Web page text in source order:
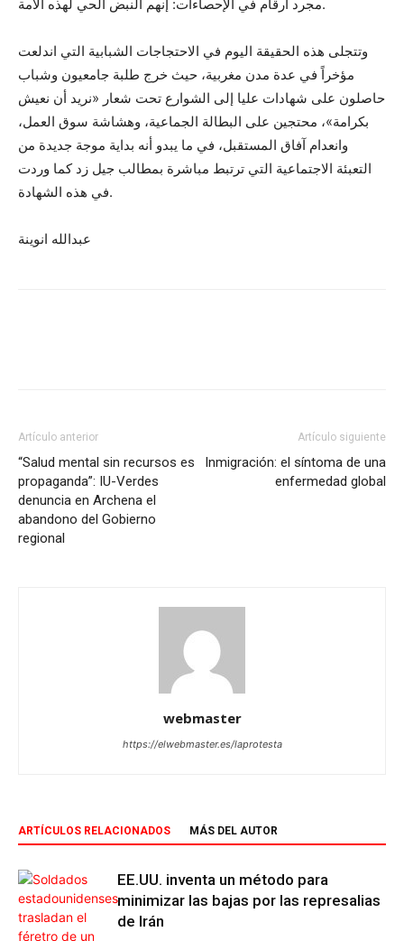
مجرد أرقام في الإحصاءات: إنهم النبض الحي لهذه الأمة.
وتتجلى هذه الحقيقة اليوم في الاحتجاجات الشبابية التي اندلعت
مؤخراً في عدة مدن مغربية، حيث خرج طلبة جامعيون وشباب
حاصلون على شهادات عليا إلى الشوارع تحت شعار «نريد أن نعيش
بكرامة»، محتجين على البطالة الجماعية، وهشاشة سوق العمل،
وانعدام آفاق المستقبل، في ما يبدو أنه بداية موجة جديدة من
التعبئة الاجتماعية التي ترتبط مباشرة بمطالب جيل زد كما وردت
في هذه الشهادة.
عبدالله انوينة
Artículo anterior
“Salud mental sin recursos es
propaganda”: IU-Verdes
denuncia en Archena el
abandono del Gobierno
regional
Artículo siguiente
Inmigración: el síntoma de una
enfermedad global
webmaster
https://elwebmaster.es/laprotesta
ARTÍCULOS RELACIONADOS MÁS DEL AUTOR
EE.UU. inventa un método para
minimizar las bajas por las represalias
de Irán